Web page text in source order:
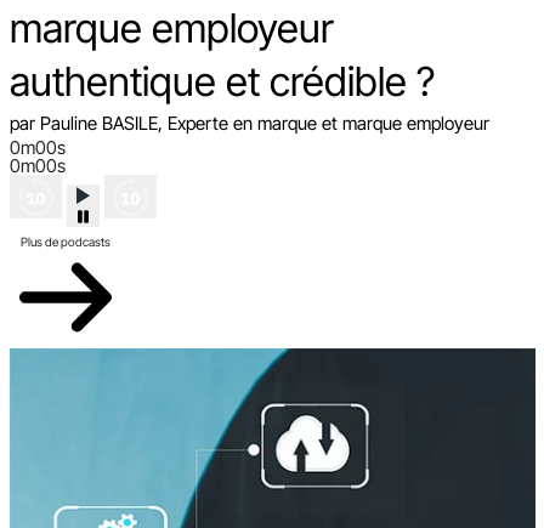
marque employeur
authentique et crédible ?
par Pauline BASILE, Experte en marque et marque employeur
0m00s
0m00s
Plus de podcasts